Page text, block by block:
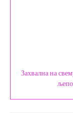
Захвална на